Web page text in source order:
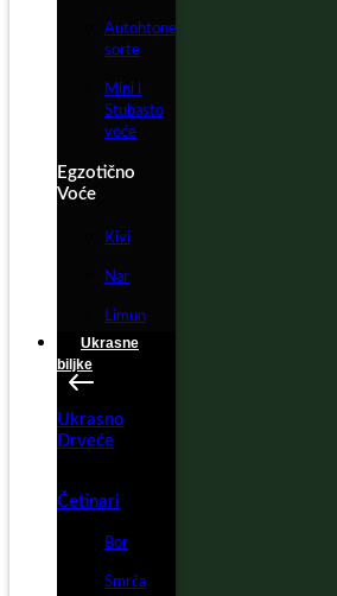
Autohtone
sorte
Mini i
Stubasto
voće
Egzotično
Voće
Kivi
Nar
Limun
Ukrasne
biljke
Ukrasno
Drveće
Četinari
Bor
Smrča